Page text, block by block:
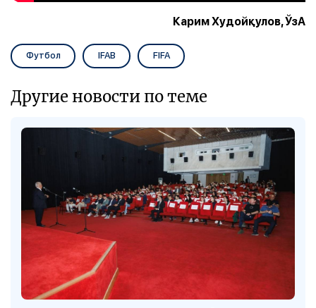
Карим Худойқулов, ЎзА
Футбол IFAB FIFA
Другие новости по теме